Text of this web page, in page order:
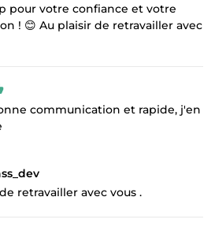
pour votre confiance et votre
! 😊 Au plaisir de retravailler avec
communication et rapide, j'en
retravailler avec vous .